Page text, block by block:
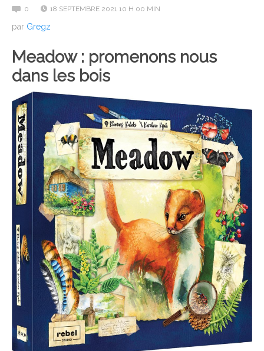
0 18 SEPTEMBRE 2021 10 H 00 MIN
par Gregz
Meadow : promenons nous
dans les bois